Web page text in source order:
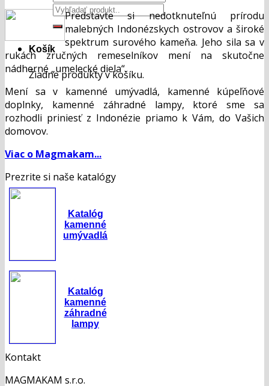
Hľadať:
Košík
Žiadne produkty v košíku.
Predstavte si nedotknuteľnú prírodu
malebných Indonézskych ostrovov a široké
spektrum surového kameňa. Jeho sila sa v
rukách zručných remeselníkov mení na skutočne
nádherné „umelecké diela“.
Mení sa v kamenné umývadlá, kamenné kúpeľňové
doplnky, kamenné záhradné lampy, ktoré sme sa
rozhodli priniesť z Indonézie priamo k Vám, do Vašich
domovov.
Viac o Magmakam...
Prezrite si naše katalógy
Katalóg
kamenné
umývadlá
Katalóg
kamenné
záhradné
lampy
Kontakt
MAGMAKAM s.r.o.